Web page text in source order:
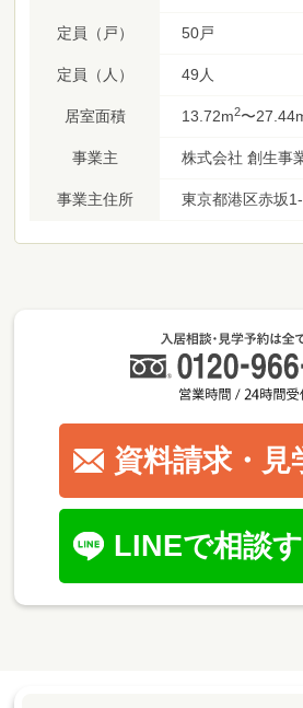
定員（戸） 50戸
定員（人） 49人
居室面積 13.72m2〜
事業主 株式会社 創生事
事業主住所 東京都港区赤坂
資料請求・見
LINEで相談